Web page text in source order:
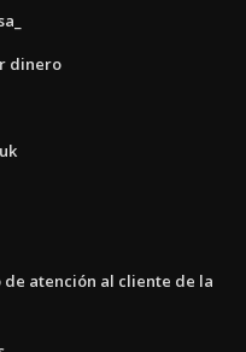
dinero
atención al cliente de la